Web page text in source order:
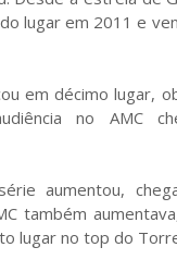
lugar em 2011 e
em décimo lugar,
no AMC
aumentou,
também
lugar no top do